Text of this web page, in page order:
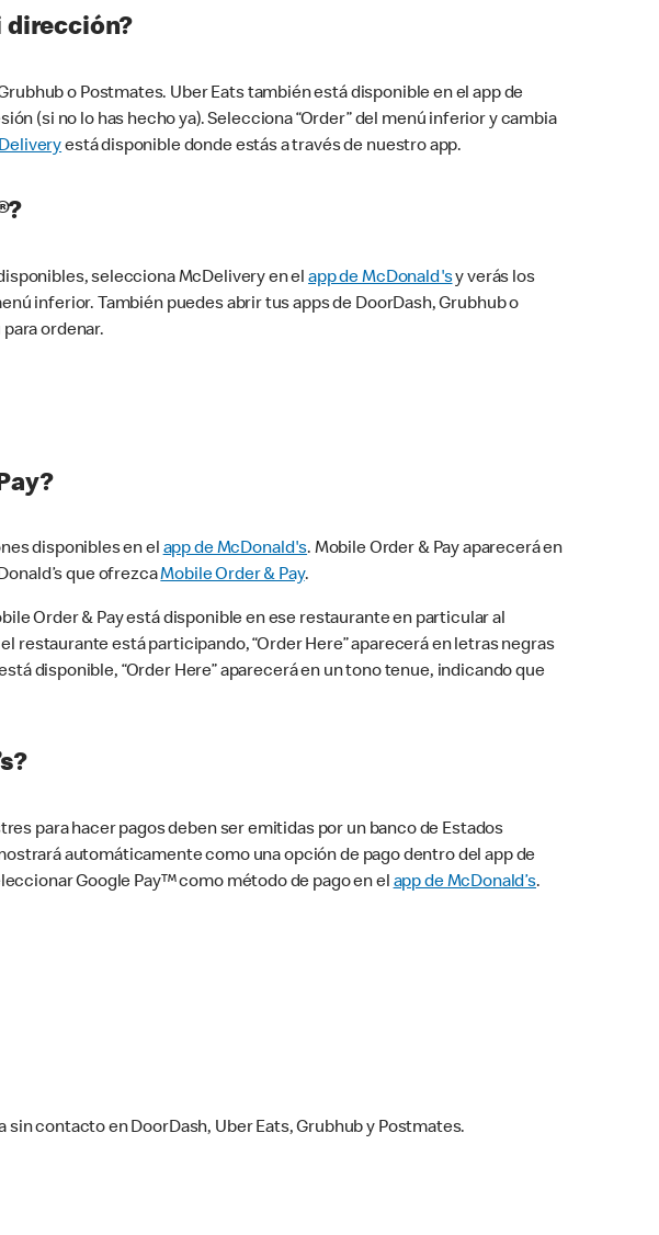
dirección?
o Postmates. Uber Eats también está disponible en el app de
(si no lo has hecho ya). Selecciona “Order” del menú inferior y cambia
está disponible donde estás a través de nuestro app.
selecciona McDelivery en elapp de McDonald'sy verás los
inferior. También puedes abrir tus apps de DoorDash, Grubhub o
ordenar.
disponibles en elapp de McDonald's. Mobile Order & Pay aparecerá en
que ofrezcaMobile Order & Pay.
Order & Pay está disponible en ese restaurante en particular al
restaurante está participando, “Order Here” aparecerá en letras negras
disponible, “Order Here” aparecerá en un tono tenue, indicando que
para hacer pagos deben ser emitidas por un banco de Estados
automáticamente como una opción de pago dentro del app de
Google Pay™ como método de pago en elapp de McDonald’s.
contacto en DoorDash, Uber Eats, Grubhub y Postmates.